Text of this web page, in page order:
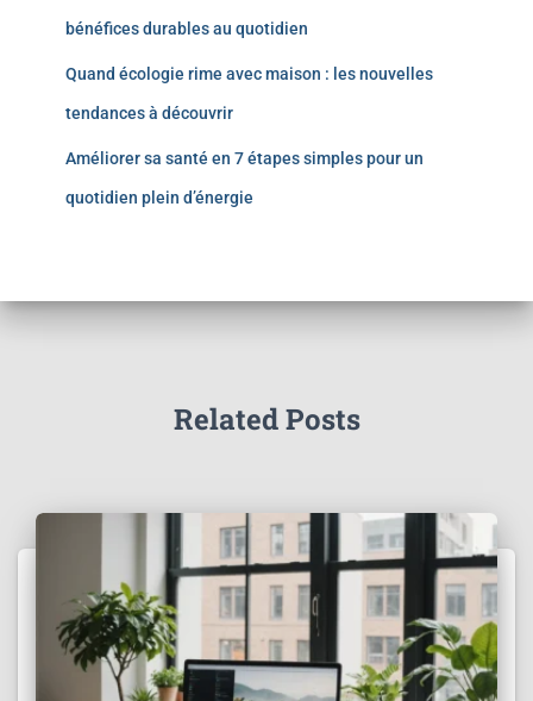
bénéfices durables au quotidien
Quand écologie rime avec maison : les nouvelles
tendances à découvrir
Améliorer sa santé en 7 étapes simples pour un
quotidien plein d’énergie
Related Posts